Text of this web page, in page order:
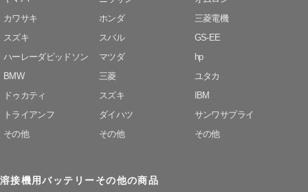
カワサキ
スズキ
ハーレーダビッドソン
BMW
ドゥカティ
トライアンフ
その他
ホンダ
スバル
マツダ
三菱
スズキ
ダイハツ
その他
三菱電機
GS-EE
hp
ユタカ
IBM
サンワサプライ
その他
溶接機用バッテリー その他の商品